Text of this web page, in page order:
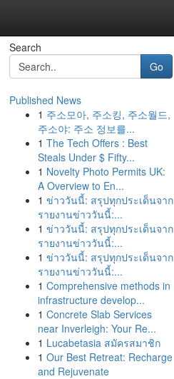
Search
Go
Published News
1 주소모아, 주소킹, 주소월드,
주소야: 주소 정보를...
1 The Tech Offers : Best
Steals Under $ Fifty...
1 Novelty Photo Permits UK:
A Overview to En...
1 ข่าววันนี้: สรุปทุกประเด็นจาก
รายงานข่าววันนี้:...
1 ข่าววันนี้: สรุปทุกประเด็นจาก
รายงานข่าววันนี้:...
1 ข่าววันนี้: สรุปทุกประเด็นจาก
รายงานข่าววันนี้:...
1 Comprehensive methods in
infrastructure develop...
1 Concrete Slab Services
near Inverleigh: Your Re...
1 Lucabetasia สมัครสมาชิก
1 Our Best Retreat: Recharge
and Rejuvenate